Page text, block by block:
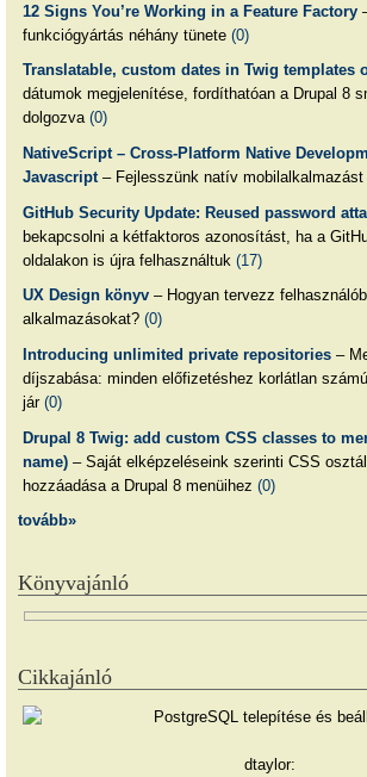
12 Signs You’re Working in a Feature Factory
funkciógyártás néhány tünete (0)
Translatable, custom dates in Twig templates
dátumok megjelenítése, fordíthatóan a Drupal 8
dolgozva (0)
NativeScript – Cross-Platform Native
Javascript– Fejlesszünk natív mobilalkalmazást
GitHub Security Update: Reused password
bekapcsolni a kétfaktoros azonosítást, ha a
oldalakon is újra felhasználtuk (17)
UX Design könyv– Hogyan tervezz
alkalmazásokat? (0)
Introducing unlimited private repositories–
díjszabása: minden előfizetéshez korlátlan
jár (0)
Drupal 8 Twig: add custom CSS classes to
name)– Saját elképzeléseink szerinti CSS
hozzáadása a Drupal 8 menüihez (0)
tovább»
Könyvajánló
Cikkajánló
dtaylor: